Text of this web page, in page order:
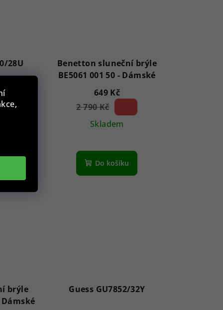
28U
Benetton sluneční brýle
BE5061 001 50 - Dámské
649 Kč
2 790 Kč
Skladem
Do košíku
brýle
GF6143 28B 59 - Dámské
Guess GU7852/32Y